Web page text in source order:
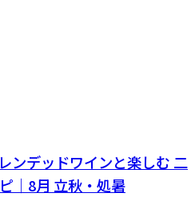
ンデッドワインと楽しむ 二
｜8月 立秋・処暑